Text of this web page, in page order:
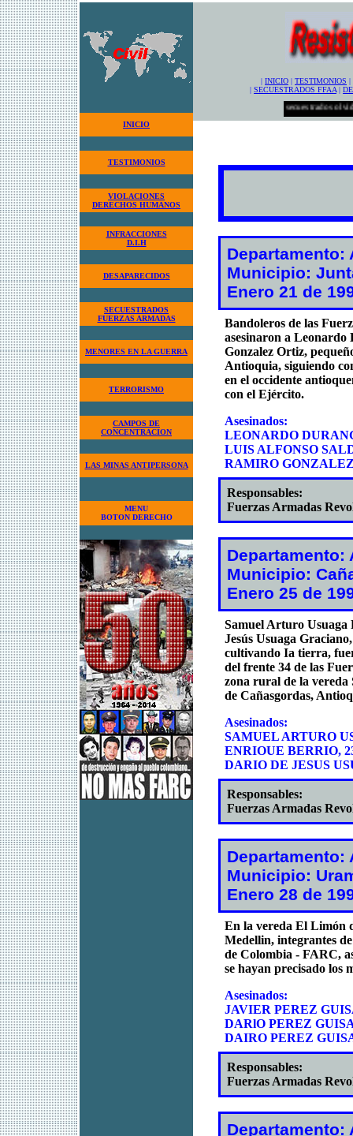
INICIO
TESTIMONIOS
VIOLACIONES
DERECHOS HUMANOS
INFRACCIONES
D.I.H
DESAPARECIDOS
SECUESTRADOS
FUERZAS ARMADAS
MENORES EN LA GUERRA
TERRORISMO
CAMPOS DE
CONCENTRACION
LAS MINAS ANTIPERSONA
MENU
BOTON DERECHO
| INICIO | TESTIMONIOS |
| SECUESTRADOS FFAA |
Los secuestrados olvidados!
Departamento:
Municipio:
Enero 21 de
Bandoleros de las
asesinaron a
Gonzalez Ortiz,
Antioquia, siguiendo
en el occidente
con el Ejército.
Asesinados:
LEONARDO
LUIS ALFONSO
RAMIRO
Responsables:
Fuerzas Armadas
Departamento:
Municipio:
Enero 25 de
Samuel Arturo Usuaga
Jesús Usuaga
cultivando Ia tierra,
del frente 34 de las
zona rural de la
de Cañasgordas,
Asesinados:
SAMUEL ARTURO
ENRIOUE BERRIO,
DARIO DE JESUS
Responsables:
Fuerzas Armadas
Departamento:
Municipio:
Enero 28 de
En la vereda El Limón
Medellin, integrantes
de Colombia - FARC,
se hayan precisado los
Asesinados:
JAVIER PEREZ
DARlO PEREZ
DAIRO PEREZ
Responsables:
Fuerzas Armadas
Departamento: